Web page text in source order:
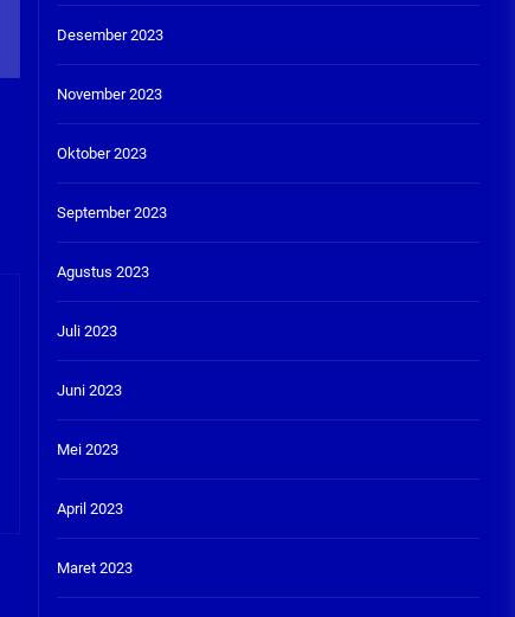
Desember 2023
November 2023
Oktober 2023
September 2023
Agustus 2023
Juli 2023
Juni 2023
Mei 2023
April 2023
Maret 2023